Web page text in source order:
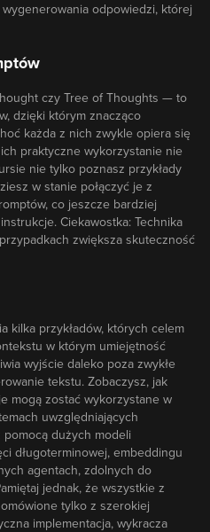
odpowiedzi, której
czy Tree of Thoughts — to
dzięki którym znacząco
każda z nich zwykle opiera się
praktyczne wykorzystanie nie
nie tylko poznasz przykłady
w stanie połączyć je z
co jeszcze bardziej
Ciekawostka: Technika
zwiększa skuteczność
kilka przykładów, których celem
w którym umiejętność
wyjście daleko poza zwykłe
tekstu. Zobaczysz, jak
mogą zostać wykorzystane w
uwzględniających
pomocą dużych modeli
długoterminowej, embeddingu
agentach, zdolnych do
jednak, że wszystkie z
tylko z szerokiej
implementacja, wykracza